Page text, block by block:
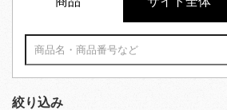
絞り込み